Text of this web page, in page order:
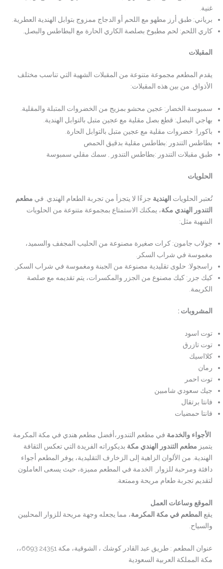
غنية.
برياني: طبق أرز مطهو مع اللحم أو الدجاج ممزوج بتوابل الهندية العطرية.
كاري اللحم: لحم مطبوخ بصلصة الكاري الحارة مع البطاطس والبصل.
المقبلات
يقدم المطعم مجموعة متنوعة من المقبلات الشهية التي تناسب مختلف
الأذواق. من بين هذه المقبلات:
سمبوسة الخضار: عجين محشو بمزيج من الخضروات المتبلة والمقلية.
بهاجي البصل: قطع بصل مقلية مع عجين متبل بالتوابل الهندية.
باكورا: خضروات مقلية مع عجين متبل بالتوابل الحارة.
بطاطس التندور :بطاطس مقلية بدقيق الحمص
طبق مقبلات التندور :بطاطس التندور , سمك مقلي سمبوسة
الحلويات
تُعتبر الحلويات الهندية جزءًا لا يتجزأ من تجربة الطعام الهندي. في مطعم
التندور الهندي مكة، يمكنك الاستمتاع بمجموعة متنوعة من الحلويات
الشهية مثل:
جولاب جامون: كرات صغيرة مصنوعة من الحليب المجفف والسميد،
مغموسة في شراب السكر.
راسجولا: حلوى تقليدية مصنوعة من الجبنة ومغموسة في شراب السكر.
كيك جزر: كيك مصنوع من الجزر والمكسرات، يتم تقديمه مع صلصة
الكريمة.
المشروبات :
توت اسود
توت تازرق
كلااسيك
رمان
توت احمر
جيك سعودي شامبين
فانتا برتقال
فانتا حمضيات
الأجواء والخدمة في مطعم التندور،أفضل مطعم هندي في مكة المكرمة
يتميز مطعم التندور الهندي مكة بديكوراته الفريدة التي تعكس الثقافة
الهندية. من الألوان الزاهية إلى الزخارف التقليدية، يوفر المطعم أجواء
دافئة ومرحبة للزوار. الخدمة في المطعم مميزة، حيث يسعى العاملون
لتقديم تجربة طعام مريحة وممتعة.
الموقع وساعات العمل
يقع المطعم في مكة المكرمة، مما يجعله وجهة مريحة للزوار المحليين
والسياح.
عنوان المطعم :
طريق عبد القادر كوشك ، الشوقية، مكة 24351 6693،،
مكة المملكة العربية السعودية